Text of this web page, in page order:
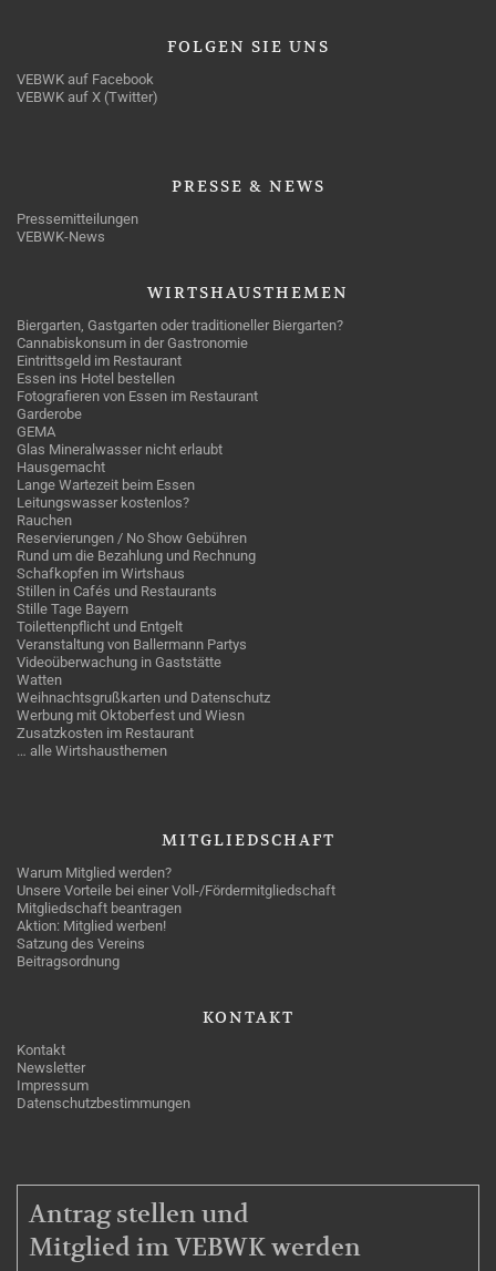
FOLGEN SIE UNS
VEBWK auf Facebook
VEBWK auf X (Twitter)
PRESSE & NEWS
Pressemitteilungen
VEBWK-News
WIRTSHAUSTHEMEN
Biergarten, Gastgarten oder traditioneller Biergarten?
Cannabiskonsum in der Gastronomie
Eintrittsgeld im Restaurant
Essen ins Hotel bestellen
Fotografieren von Essen im Restaurant
Garderobe
GEMA
Glas Mineralwasser nicht erlaubt
Hausgemacht
Lange Wartezeit beim Essen
Leitungswasser kostenlos?
Rauchen
Reservierungen / No Show Gebühren
Rund um die Bezahlung und Rechnung
Schafkopfen im Wirtshaus
Stillen in Cafés und Restaurants
Stille Tage Bayern
Toilettenpflicht und Entgelt
Veranstaltung von Ballermann Partys
Videoüberwachung in Gaststätte
Watten
Weihnachtsgrußkarten und Datenschutz
Werbung mit Oktoberfest und Wiesn
Zusatzkosten im Restaurant
… alle Wirtshausthemen
MITGLIEDSCHAFT
Warum Mitglied werden?
Unsere Vorteile bei einer Voll-/Fördermitgliedschaft
Mitgliedschaft beantragen
Aktion: Mitglied werben!
Satzung des Vereins
Beitragsordnung
KONTAKT
Kontakt
Newsletter
Impressum
Datenschutzbestimmungen
MITGLIEDSCHAFT
Antrag stellen und
Mitglied im VEBWK werden